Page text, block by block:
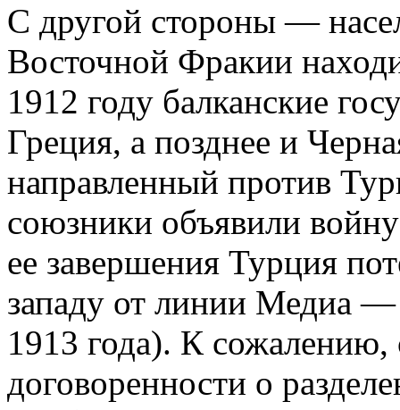
С другой стороны —
Восточной Фракии
1912 году балканские
Греция, а позднее и
направленный против
союзники объявили
ее завершения Турция
западу от линии Медиа
1913 года). К
договоренности о